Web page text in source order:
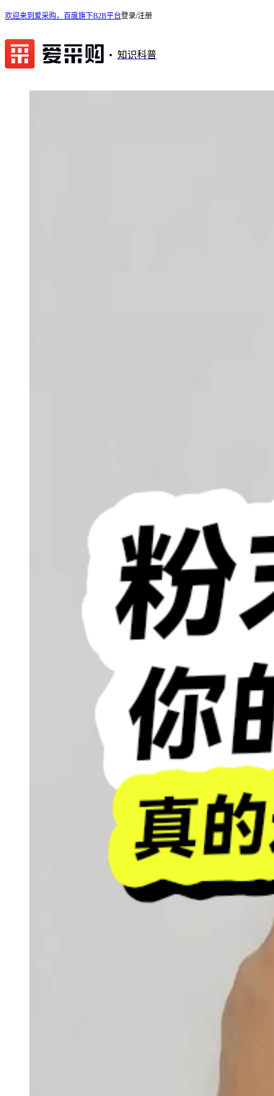
欢迎来到爱采购，百度旗下B2B平台登录/注册
知识科普